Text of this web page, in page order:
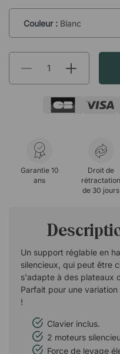
Couleur : Blanc
Garantie 10
ans
Droit de
rétractation
de 30 jours
Un support réglable en
silencieux, qui peut être
s'adapte à des plateaux
Parfait pour une
!
Clavier inclus.
2 moteurs
Force de levage